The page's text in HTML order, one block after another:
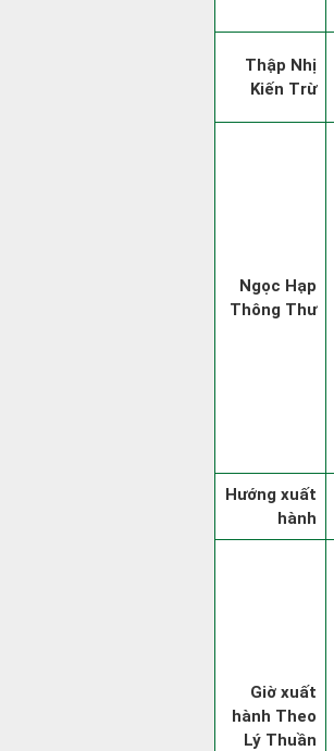
Thập Nhị
Kiến Trừ
Ngọc Hạp
Thông Thư
Hướng xuất
hành
Giờ xuất
hành Theo
Lý Thuần